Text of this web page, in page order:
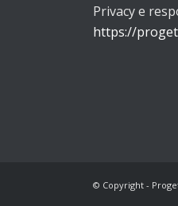
Privacy e
https://
© Copyright -